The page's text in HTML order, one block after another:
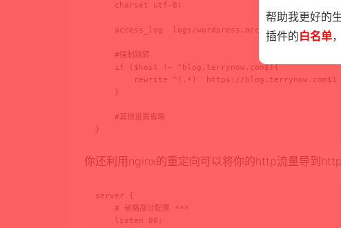
    charset utf-8;
    access_log  logs/wordpress.access.log  mains;
    #强制跳转
    if ($host !~ ^blog.terrynow.com$){
rewrite ^(.*)  https://blog.terrynow.com$1
    }
    #其他设置省略
}
你还利用nginx的重定向可以将你的http流量导到
server {
    # 省略部分配置 ***
    listen 80;
帮助我更好的
插件的白名单